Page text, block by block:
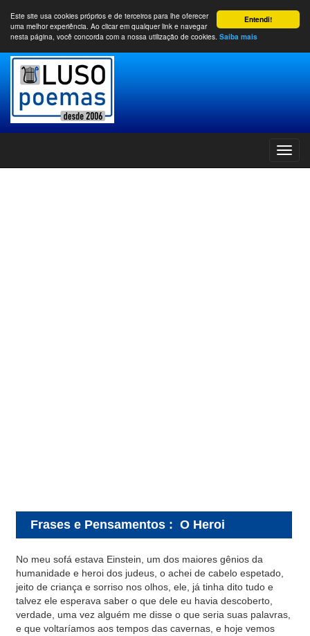
Entendi!
Este site usa cookies próprios e de terceiros para lhe oferecer
uma melhor experiência. Ao clicar em qualquer link e navegar
nesta página, você concorda com a nossa utilização de cookies. Saiba mais
Frases e Pensamentos : O Heroi
No meu sofá estava Einstein, um dos maiores gênios da
humanidade e heroi dos judeus, o achei de cabelo espetado,
jeito de criança e sorriso nos olhos, ele, já tinha dito tudo e
talvez ele esperava saber o que dele eu havia descoberto,
verdade, uma vez alguém me disse o que seria suas palavras,
e que voltaríamos aos tempos das cavernas, e hoje vemos